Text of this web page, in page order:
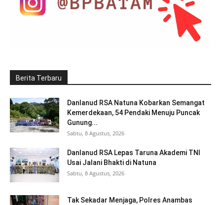
Berita Terbaru
Danlanud RSA Natuna Kobarkan Semangat
Kemerdekaan, 54 Pendaki Menuju Puncak
Gunung...
Sabtu, 8 Agustus, 2026
Danlanud RSA Lepas Taruna Akademi TNI
Usai Jalani Bhakti di Natuna
Sabtu, 8 Agustus, 2026
Tak Sekadar Menjaga, Polres Anambas